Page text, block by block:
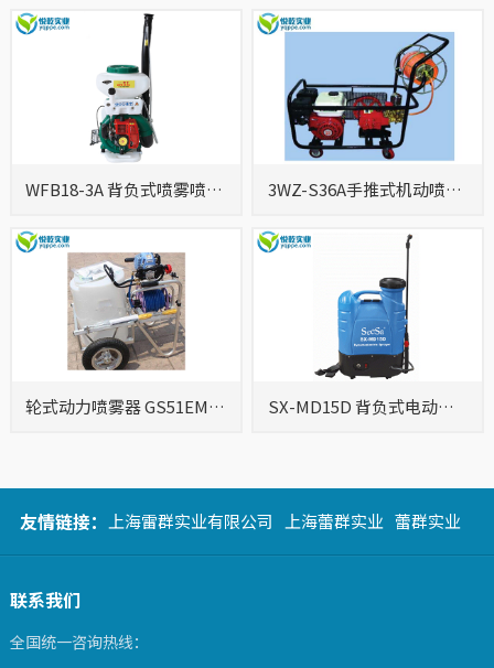
WFB18-3A 背负式喷雾喷粉
机
3WZ-S36A手推式机动喷雾
机
轮式动力喷雾器 GS51EMR- SX-MD15D 背负式电动喷
友情链接： 上海雷群实业有限公司 上海蕾群实业 蕾群实业
联系我们
全国统一咨询热线：